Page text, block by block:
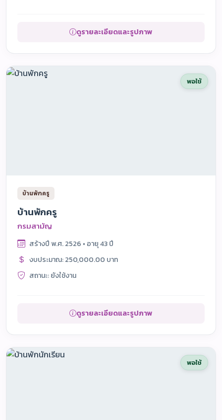
ดูรายละเอียดและรูปภาพ
พอใช้
บ้านพักครู
บ้านพักครู
กรมสามัญ
สร้างปี พ.ศ. 2526 • อายุ 43 ปี
งบประมาณ: 250,000.00 บาท
สถานะ: ยังใช้งาน
ดูรายละเอียดและรูปภาพ
พอใช้